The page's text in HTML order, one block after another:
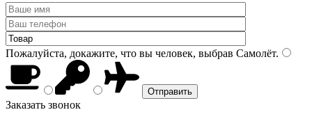
Пожалуйста, докажите, что вы человек, выбрав Самолёт.
Заказать звонок